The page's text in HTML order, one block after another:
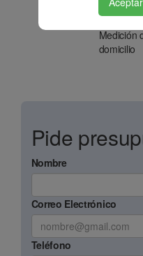
Medición
domicilio
Pide
Nombre
Correo Electrónico
Teléfono